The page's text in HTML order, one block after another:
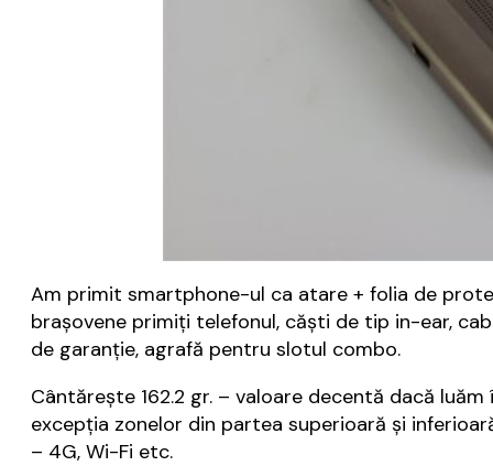
Am primit smartphone-ul ca atare + folia de
brașovene primiți telefonul, căști de tip in-ear,
de garanție, agrafă pentru slotul combo.
Cântărește 162.2 gr. – valoare decentă dacă
excepția zonelor din partea superioară și
– 4G, Wi-Fi etc.